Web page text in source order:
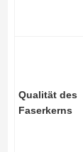
Qualität des
Faserkerns